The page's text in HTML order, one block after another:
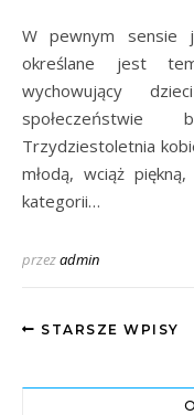
W pewnym sensie jest to zagadnienie, które często
określane jest
wychowujący
społeczeństwie
Trzydziestoletnia
młodą, wciąż
kategorii…
przezadmin
STARSZE WPISY